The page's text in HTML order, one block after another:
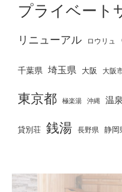
プライベート
リニューアル ロウリュ
千葉県 埼玉県 大阪 大阪
東京都 極楽湯 沖縄 温泉
貸別荘 銭湯 長野県 静岡